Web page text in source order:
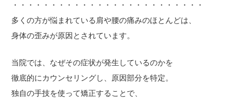
・・・・・・・・・・・・・・・・・・・・・・・・・
多くの方が悩まれている肩や腰の痛みのほとんどは、
身体の歪みが原因とされています。
当院では、なぜその症状が発生しているのかを
徹底的にカウンセリングし、原因部分を特定。
独自の手技を使って矯正することで、